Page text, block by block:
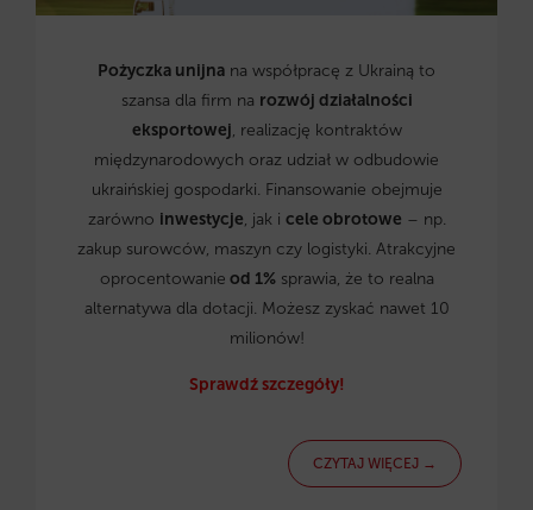
Pożyczka unijna na współpracę z Ukrainą to
szansa dla firm na rozwój działalności
eksportowej, realizację kontraktów
międzynarodowych oraz udział w odbudowie
ukraińskiej gospodarki. Finansowanie obejmuje
zarówno inwestycje, jak i cele obrotowe – np.
zakup surowców, maszyn czy logistyki. Atrakcyjne
oprocentowanie od 1%sprawia, że to realna
alternatywa dla dotacji. Możesz zyskać nawet 10
milionów!
Sprawdź szczegóły!
CZYTAJ WIĘCEJ →